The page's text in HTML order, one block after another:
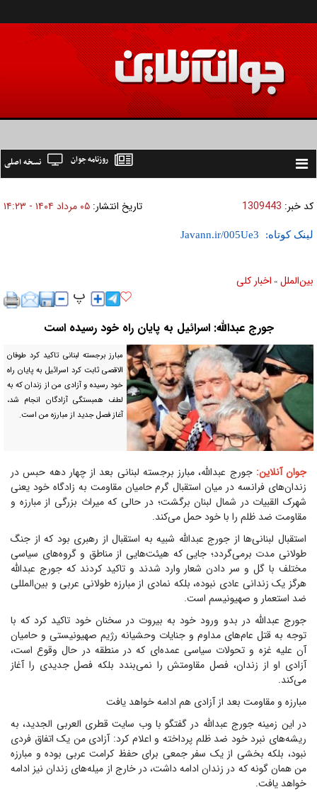
Toggle
نسخه اصلی روزنامه جوان
کد خبر: 1309443 تاریخ انتشار: ۰۵ مرداد ۱۴۰۴ - ۱۴:۲۳
لینک کوتاه:
بين‌الملل » اخبار كلی
جورج عبدالله: اسرائیل به پایان راه خود رسیده است
مبارز برجسته لبنانی تاکید کرد طوفان
الاقصی ثابت کرد اسرائیل به پایان راه
خود رسیده و آزادی من از زندان که به
لطف همبستگی آزادگان انجام شد،
آغاز فصل جدید از مبارزه من است.
جوان آنلاین:جورج عبدالله، مبارز برجسته لبنانی بعد از چهار دهه حبس در
زندان‌های فرانسه در میان استقبال گرم حامیان مقاومت به زادگاه خود یعنی
شهرک القبیات در شمال لبنان برگشت؛ در حالی که میراث بزرگی از مبارزه و
مقاومت ضد ظلم را با خود حمل می‌کند.
استقبال لبنانی‌ها از جورج عبدالله شبیه به استقبال از رهبری بود که از جنگ
طولانی مدت برمی‌گردد؛ جایی که هیئت‌هایی از مناطق و گروه‌های سیاسی
مختلف با گل و سر دادن شعار وارد شدند و تاکید کردند که جورج عبدالله
هرگز یک زندانی عادی نبوده، بلکه نمادی از مبارزه طولانی عربی و بین‌المللی
ضد استعمار و صهیونیسم است.
جورج عبدالله در بدو ورود خود به بیروت در سخنان خود تاکید کرد که با
توجه به قتل عام‌های مداوم و جنایات وحشیانه رژیم صهیونیستی و حامیان
آن علیه غزه و تحولات سیاسی عمده‌ای که در منطقه در حال وقوع است،
آزادی او از زندان، فصل مقاومتش را نمی‌بندد بلکه فصل جدیدی را آغاز
می‌کند.
مبارزه و مقاومت بعد از آزادی هم ادامه خواهد یافت
در این زمینه جورج عبدالله در گفتگو با وب سایت قطری العربی الجدید، به
ریشه‌های نبرد خود ضد ظلم پرداخته و اعلام کرد: آزادی من یک اتفاق فردی
نبود، بلکه بخشی از یک سفر جمعی برای حفظ کرامت عربی بوده و مبارزه
من همان گونه که در زندان ادامه داشت، در خارج از میله‌های زندان نیز ادامه
خواهد یافت.